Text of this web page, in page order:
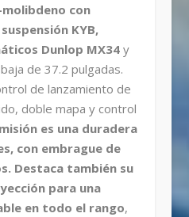
con
KYB,
Dunlop MX34 y
de 37.2 pulgadas.
de lanzamiento de
doble mapa y control
es una duradera
con embrague de
Destaca también su
para una
en todo el rango,